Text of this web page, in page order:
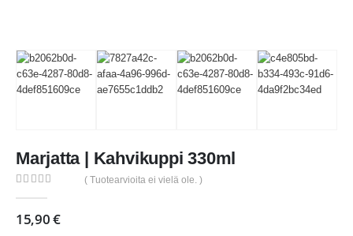
Marjatta | Kahvikuppi 330ml
( Tuotearvioita ei vielä ole. )
15,90€